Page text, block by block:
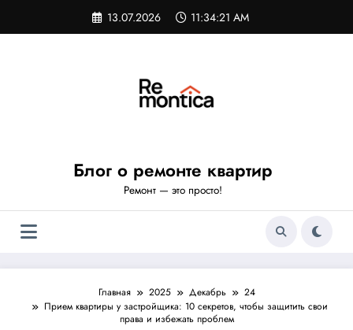
содержимому
13.07.2026 11:34:22 AM
Блог о ремонте квартир
Ремонт — это просто!
Главная 2025 Декабрь
24
Прием квартиры у застройщика: 10 секретов, чтобы защитить свои
права и избежать проблем